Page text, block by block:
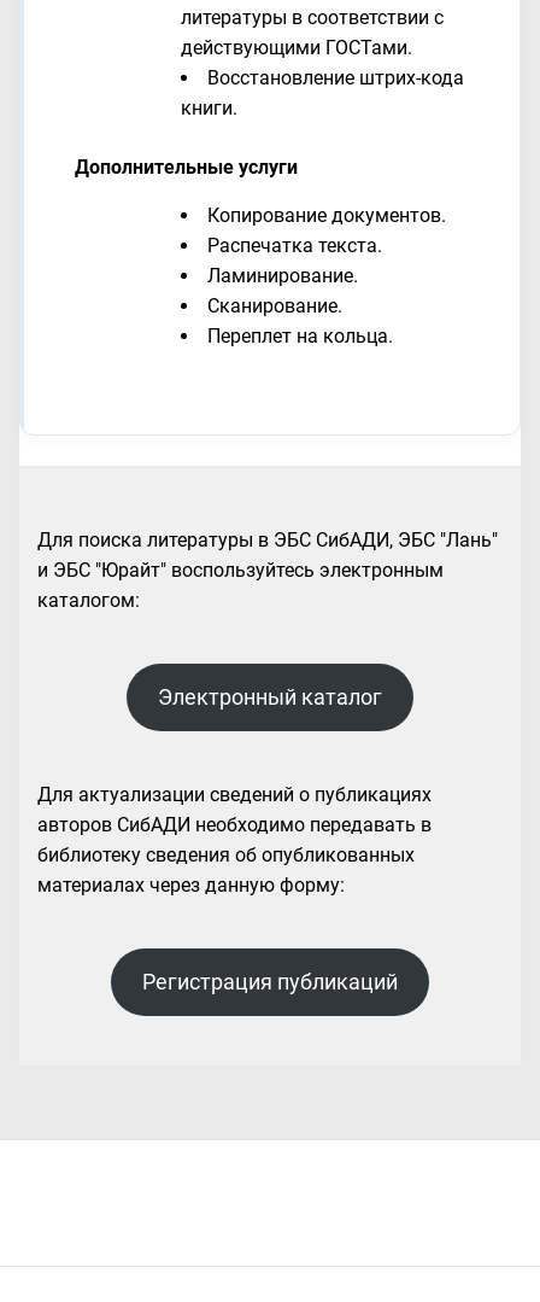
литературы в соответствии с
действующими ГОСТами.
Восстановление штрих-кода
книги.
Дополнительные услуги
Копирование документов.
Распечатка текста.
Ламинирование.
Сканирование.
Переплет на кольца.
Для поиска литературы в ЭБС СибАДИ, ЭБС "Лань"
и ЭБС "Юрайт" воспользуйтесь электронным
каталогом:
Электронный каталог
Для актуализации сведений о публикациях
авторов СибАДИ необходимо передавать в
библиотеку сведения об опубликованных
материалах через данную форму:
Регистрация публикаций